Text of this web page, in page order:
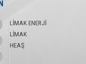
LİMAK ENERJİ
LİMAK
HEAŞ